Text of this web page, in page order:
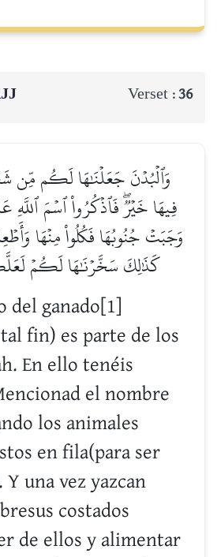
Verset :36
وَٱلۡبُدۡنَ جَعَلۡنَٰهَا لَكُم مِّن
فِيهَا خَيۡرٞۖ فَٱذۡكُرُواْ ٱسۡمَ ٱللَّهِ
وَجَبَتۡ جُنُوبُهَا فَكُلُواْ مِنۡهَا
كَذَٰلِكَ سَخَّرۡنَٰهَا لَكُمۡ
del ganado[1]
fin) es parte de los
En ello tenéis
el nombre
los animales
en fila(para ser
una vez yazcan
costados
de ellos y alimentar